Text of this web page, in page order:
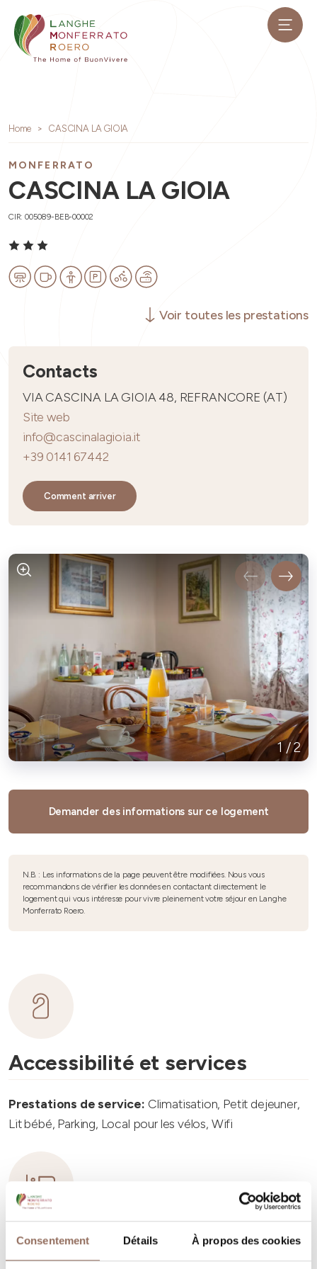
Consentement Détails À propos des cookies
Home CASCINA LA GIOIA
MONFERRATO
CASCINA LA GIOIA
CIR: 005089-BEB-00002
Voir toutes les prestations
Contacts
VIA CASCINA LA GIOIA 48, REFRANCORE (AT)
Site web
info@cascinalagioia.it
+39 0141 67442
Comment arriver
1/2
Demander des informations sur ce logement
N.B. : Les informations de la page peuvent être modifiées. Nous vous
recommandons de vérifier les données en contactant directement le
logement qui vous intéresse pour vivre pleinement votre séjour en Langhe
Monferrato Roero.
Accessibilité et services
Prestations de service: Climatisation, Petit dejeuner,
Lit bébé, Parking, Local pour les vélos, Wifi
Capacité d'hébergement